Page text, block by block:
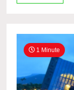
1 Minute